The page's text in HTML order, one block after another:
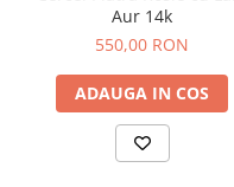
Aur 14k
550,00 RON
ADAUGA IN COS